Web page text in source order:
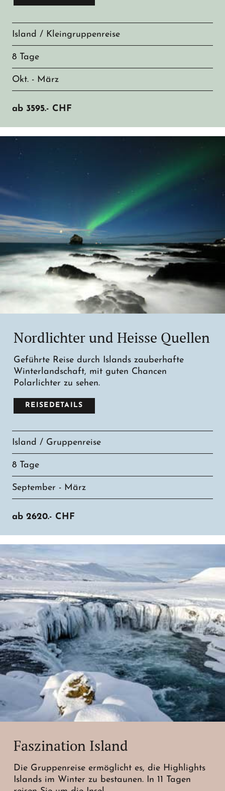
Island / Kleingruppenreise
8 Tage
Okt. - März
ab 3595.- CHF
Nordlichter und Heisse Quellen
Geführte Reise durch Islands zauberhafte
Winterlandschaft, mit guten Chancen
Polarlichter zu sehen.
REISEDETAILS
Island / Gruppenreise
8 Tage
September - März
ab 2620.- CHF
Faszination Island
Die Gruppenreise ermöglicht es, die Highlights
Islands im Winter zu bestaunen. In 11 Tagen